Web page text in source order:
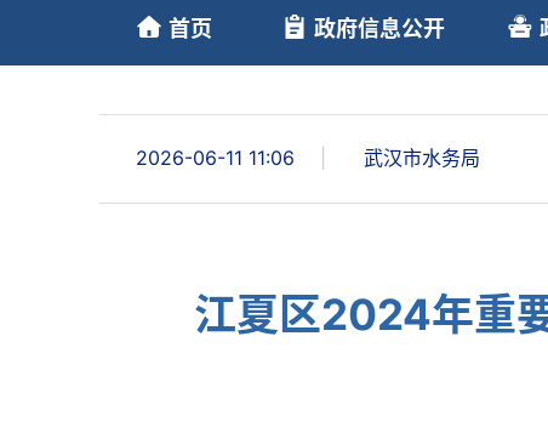
首页 政府信息公开
2026-06-11 11:06 武汉市水务局
江夏区2024年重